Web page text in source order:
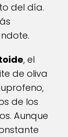
del día.
, el
de oliva
de los
Aunque